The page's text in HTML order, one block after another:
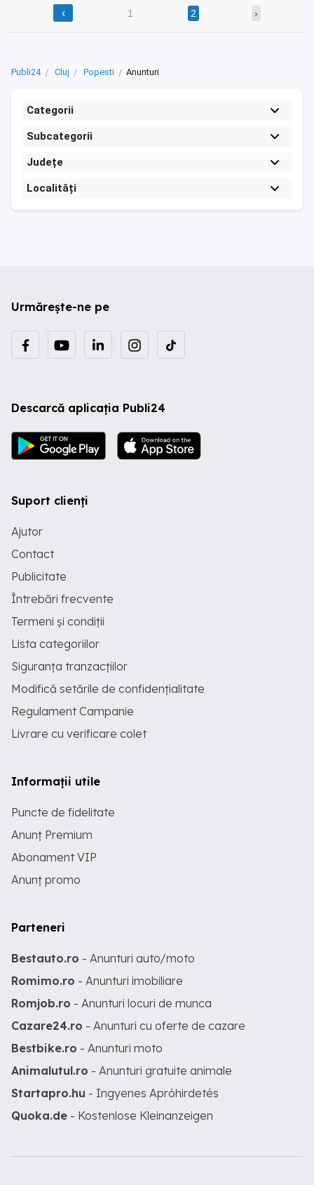
‹ 1 2 ›
Publi24 Cluj Popesti Anunturi
Categorii
Subcategorii
Județe
Localități
Urmărește-ne pe
Descarcă aplicația Publi24
Suport clienți
Ajutor
Contact
Publicitate
Întrebări frecvente
Termeni și condiții
Lista categoriilor
Siguranța tranzacțiilor
Modifică setările de confidențialitate
Regulament Campanie
Livrare cu verificare colet
Informații utile
Puncte de fidelitate
Anunț Premium
Abonament VIP
Anunț promo
Parteneri
Bestauto.ro - Anunturi auto/moto
Romimo.ro - Anunturi imobiliare
Romjob.ro - Anunturi locuri de munca
Cazare24.ro - Anunturi cu oferte de cazare
Bestbike.ro - Anunturi moto
Animalutul.ro - Anunturi gratuite animale
Startapro.hu - Ingyenes Apróhirdetés
Quoka.de - Kostenlose Kleinanzeigen